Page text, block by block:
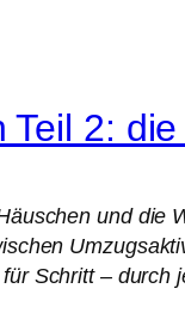
2:
und die
Schritt –